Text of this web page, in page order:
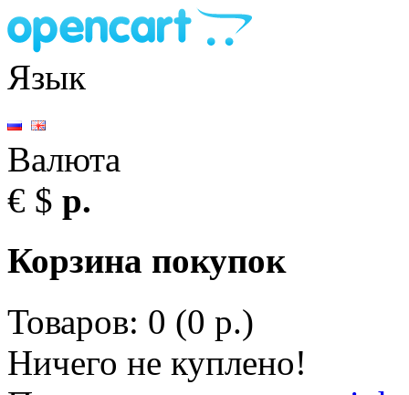
Язык
Валюта
€ $ р.
Корзина покупок
Товаров: 0 (0 р.)
Ничего не куплено!